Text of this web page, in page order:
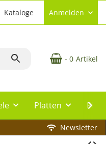
Kataloge Anmelden
- 0 Artikel
Platten
Newsletter